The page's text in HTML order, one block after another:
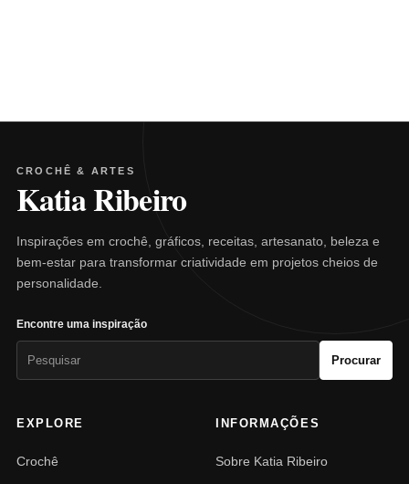
CROCHÊ & ARTES
Katia Ribeiro
Inspirações em crochê, gráficos, receitas, artesanato, beleza e
bem-estar para transformar criatividade em projetos cheios de
personalidade.
Encontre uma inspiração
Procurar
EXPLORE
Crochê
INFORMAÇÕES
Sobre Katia Ribeiro